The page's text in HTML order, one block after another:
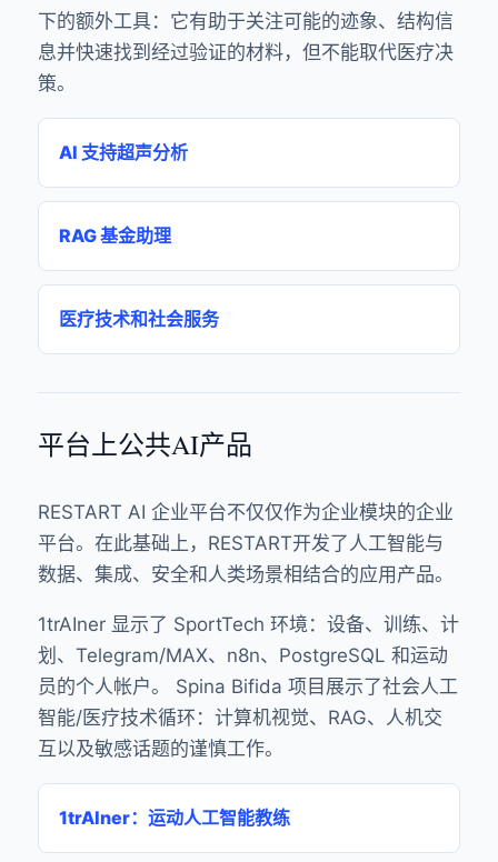
下的额外工具：它有助于关注可能的迹象、结构信
息并快速找到经过验证的材料，但不能取代医疗决
策。
AI 支持超声分析
RAG 基金助理
医疗技术和社会服务
平台上公共AI产品
RESTART AI 企业平台不仅仅作为企业模块的企业
平台。在此基础上，RESTART开发了人工智能与
数据、集成、安全和人类场景相结合的应用产品。
1trAIner 显示了 SportTech 环境：设备、训练、计
划、Telegram/MAX、n8n、PostgreSQL 和运动
员的个人帐户。 Spina Bifida 项目展示了社会人工
智能/医疗技术循环：计算机视觉、RAG、人机交
互以及敏感话题的谨慎工作。
1trAIner：运动人工智能教练